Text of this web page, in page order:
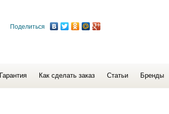
Поделиться
Гарантия Как сделать заказ Статьи Бренды